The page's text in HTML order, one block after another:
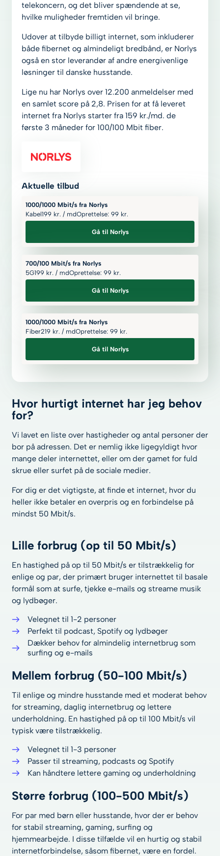
telekoncern, og det bliver spændende at se,
hvilke muligheder fremtiden vil bringe.
Udover at tilbyde billigt internet, som inkluderer
både fibernet og almindeligt bredbånd, er Norlys
også en stor leverandør af andre energivenlige
løsninger til danske husstande.
Lige nu har Norlys over 12.200 anmeldelser med
en samlet score på 2,8. Prisen for at få leveret
internet fra Norlys starter fra 159 kr./md. de
første 3 måneder for 100/100 Mbit fiber.
Aktuelle tilbud
1000/1000 Mbit/s fra Norlys
Kabel199 kr. / mdOprettelse: 99 kr.
Gå til Norlys
700/100 Mbit/s fra Norlys
5G199 kr. / mdOprettelse: 99 kr.
Gå til Norlys
1000/1000 Mbit/s fra Norlys
Fiber219 kr. / mdOprettelse: 99 kr.
Gå til Norlys
Hvor hurtigt internet har jeg behov
for?
Vi lavet en liste over hastigheder og antal personer der
bor på adressen. Det er nemlig ikke ligegyldigt hvor
mange deler internettet, eller om der gamet for fuld
skrue eller surfet på de sociale medier.
For dig er det vigtigste, at finde et internet, hvor du
heller ikke betaler en overpris og en forbindelse på
mindst 50 Mbit/s.
Lille forbrug (op til 50 Mbit/s)
En hastighed på op til 50 Mbit/s er tilstrækkelig for
enlige og par, der primært bruger internettet til basale
formål som at surfe, tjekke e-mails og streame musik
og lydbøger.
Velegnet til 1-2 personer
Perfekt til podcast, Spotify og lydbøger
Dækker behov for almindelig internetbrug som
surfing og e-mails
Mellem forbrug (50-100 Mbit/s)
Til enlige og mindre husstande med et moderat behov
for streaming, daglig internetbrug og lettere
underholdning. En hastighed på op til 100 Mbit/s vil
typisk være tilstrækkelig.
Velegnet til 1-3 personer
Passer til streaming, podcasts og Spotify
Kan håndtere lettere gaming og underholdning
Større forbrug (100-500 Mbit/s)
For par med børn eller husstande, hvor der er behov
for stabil streaming, gaming, surfing og
hjemmearbejde. I disse tilfælde vil en hurtig og stabil
internetforbindelse, såsom fibernet, være en fordel.